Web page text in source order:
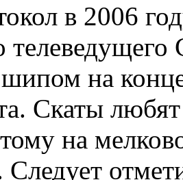
в 2006
на
Скаты
на
Следует